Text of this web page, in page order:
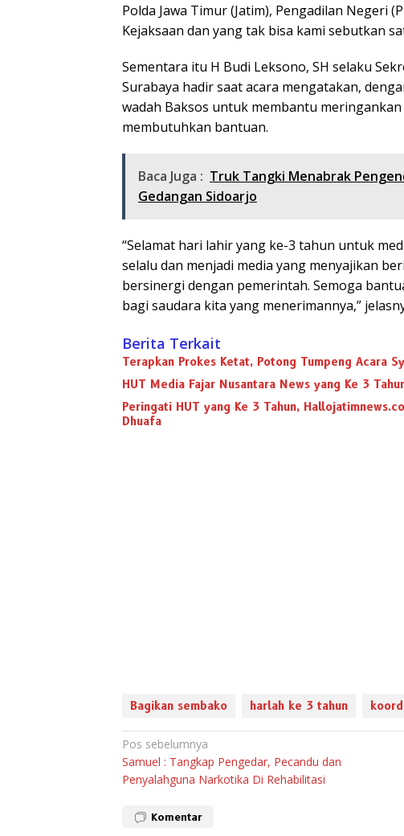
Polda Jawa Timur (Jatim), Pengadilan Negeri
Kejaksaan dan yang tak bisa kami sebutkan
Sementara itu H Budi Leksono, SH selaku
Surabaya hadir saat acara mengatakan,
wadah Baksos untuk membantu
membutuhkan bantuan.
Baca Juga : Truk Tangki Menabrak
Gedangan Sidoarjo
“Selamat hari lahir yang ke-3 tahun untuk
selalu dan menjadi media yang menyajikan
bersinergi dengan pemerintah. Semoga
bagi saudara kita yang menerimannya,”
Berita Terkait
Terapkan Prokes Ketat, Potong Tumpeng Acara
HUT Media Fajar Nusantara News yang Ke 3
Peringati HUT yang Ke 3 Tahun,
Dhuafa
Bagikan sembako harlah ke 3 tahun
Navigasi
pos
Pos sebelumnya
Samuel : Tangkap Pengedar, Pecandu dan
Penyalahguna Narkotika Di Rehabilitasi
Komentar